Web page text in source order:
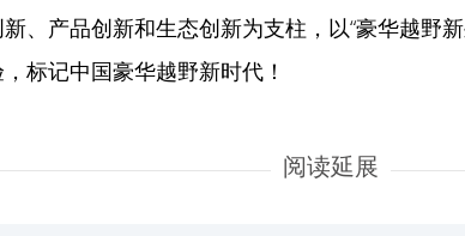
、产品创新和生态创新为支柱，以“豪华越野
标记中国豪华越野新时代！
阅读延展